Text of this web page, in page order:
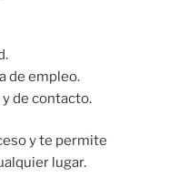
de empleo.
de contacto.
y te permite
lugar.